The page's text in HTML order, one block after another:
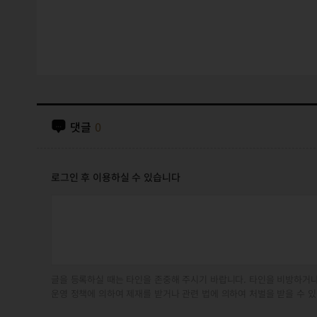
댓글 0
로그인 후 이용하실 수 있습니다